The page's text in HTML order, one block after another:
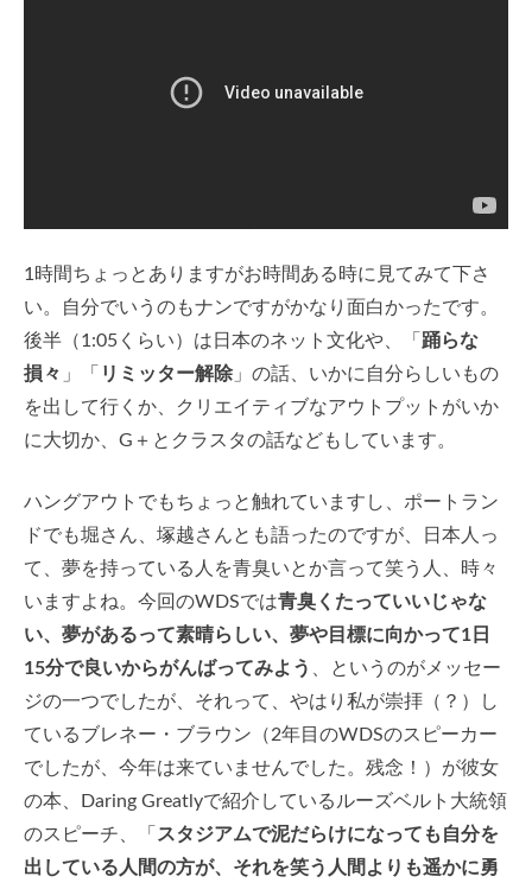
1時間ちょっとありますがお時間ある時に見てみて下さ
い。自分でいうのもナンですがかなり面白かったです。
後半（1:05くらい）は日本のネット文化や、「 踊らな
損々 」「 リミッター解除 」の話、いかに自分らしいもの
を出して行くか、クリエイティブなアウトプットがいか
に大切か、G＋とクラスタの話などもしています。
ハングアウトでもちょっと触れていますし、ポートラン
ドでも堀さん、塚越さんとも語ったのですが、日本人っ
て、夢を持っている人を青臭いとか言って笑う人、時々
いますよね。今回のWDSでは青臭くたっていいじゃな
い、夢があるって素晴らしい、夢や目標に向かって1日
15分で良いからがんばってみよう
、というのがメッセー
ジの一つでしたが、それって、やはり私が崇拝（？）し
ているブレネー・ブラウン（2年目のWDSのスピーカー
でしたが、今年は来ていませんでした。残念！）が彼女
の本、Daring Greatlyで紹介しているルーズベルト大統領
のスピーチ、「 スタジアムで泥だらけになっても自分を
出している人間の方が、それを笑う人間よりも遥かに勇